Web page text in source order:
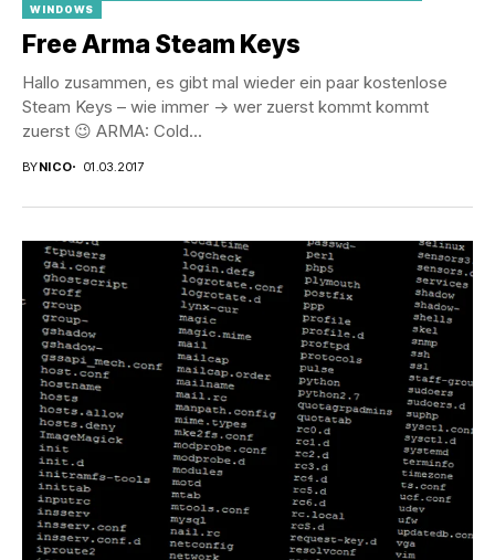
WINDOWS
Free Arma Steam Keys
Hallo zusammen, es gibt mal wieder ein paar kostenlose
Steam Keys – wie immer -> wer zuerst kommt kommt
zuerst 😉 ARMA: Cold...
BYNICO 01.03.2017